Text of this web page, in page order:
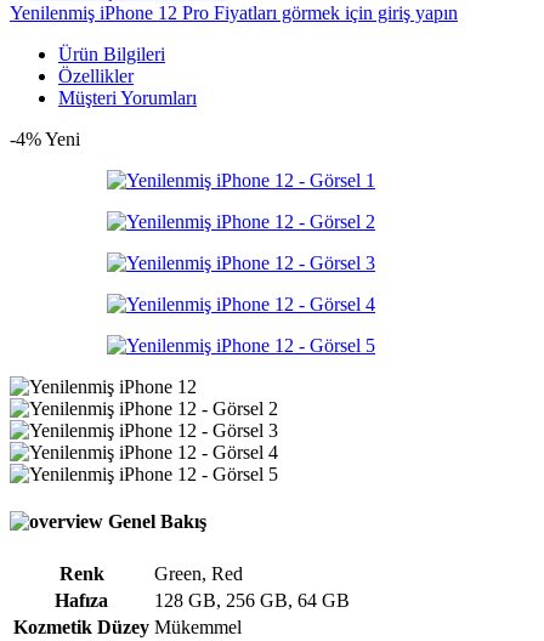
Yenilenmiş iPhone 12 Pro Fiyatları görmek için giriş yapın
Ürün Bilgileri
Özellikler
Müşteri Yorumları
-4%Yeni
Genel Bakış
Renk Green, Red
Hafıza
128 GB, 256 GB, 64 GB
Kozmetik Düzey Mükemmel